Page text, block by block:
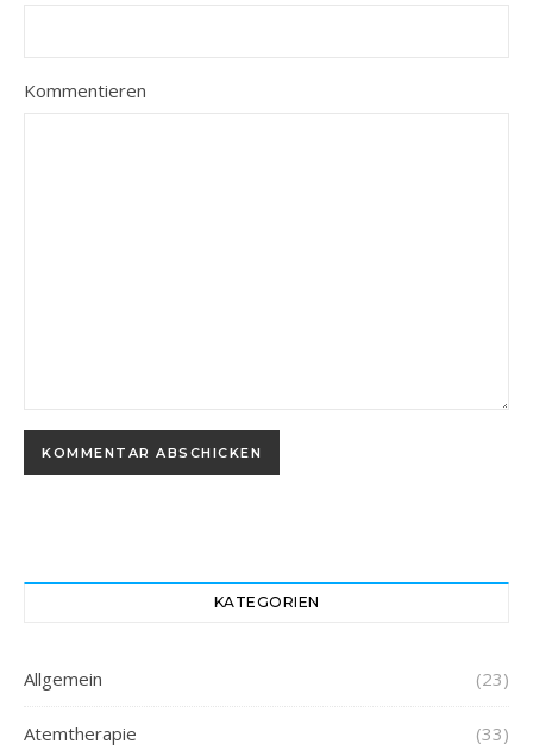
Kommentieren
KATEGORIEN
Allgemein (23)
Atemtherapie (33)